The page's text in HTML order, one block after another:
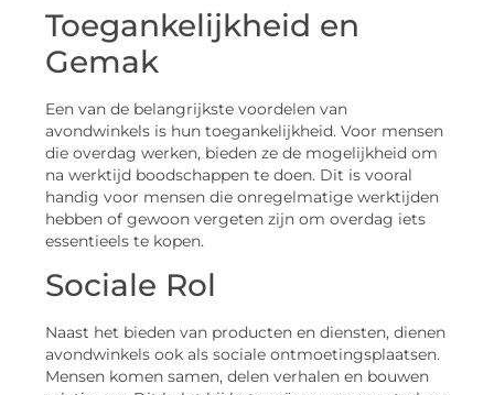
Toegankelijkheid en
Gemak
Een van de belangrijkste voordelen van
avondwinkels is hun toegankelijkheid. Voor mensen
die overdag werken, bieden ze de mogelijkheid om
na werktijd boodschappen te doen. Dit is vooral
handig voor mensen die onregelmatige werktijden
hebben of gewoon vergeten zijn om overdag iets
essentieels te kopen.
Sociale Rol
Naast het bieden van producten en diensten, dienen
avondwinkels ook als sociale ontmoetingsplaatsen.
Mensen komen samen, delen verhalen en bouwen